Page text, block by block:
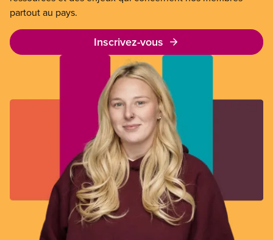
partout au pays.
Inscrivez-vous